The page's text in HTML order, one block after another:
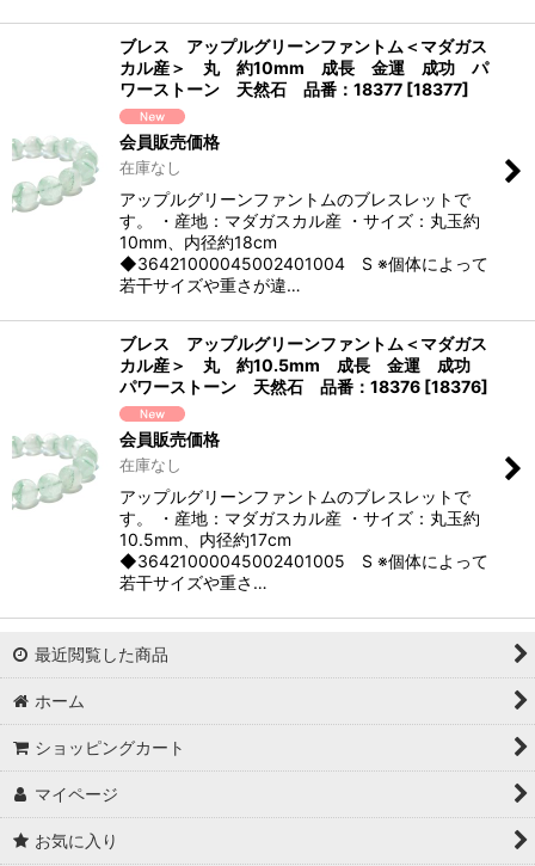
ブレス アップルグリーンファントム＜マダガス
カル産＞ 丸 約10mm 成長 金運 成功 パ
ワーストーン 天然石 品番：18377 [18377]
会員販売価格
在庫なし
アップルグリーンファントムのブレスレットで
す。 ・産地：マダガスカル産 ・サイズ：丸玉約
10mm、内径約18cm
◆36421000045002401004 S ※個体によって
若干サイズや重さが違…
ブレス アップルグリーンファントム＜マダガス
カル産＞ 丸 約10.5mm 成長 金運 成功
パワーストーン 天然石 品番：18376 [18376]
会員販売価格
在庫なし
アップルグリーンファントムのブレスレットで
す。 ・産地：マダガスカル産 ・サイズ：丸玉約
10.5mm、内径約17cm
◆36421000045002401005 S ※個体によって
若干サイズや重さ…
最近閲覧した商品
ホーム
ショッピングカート
マイページ
お気に入り